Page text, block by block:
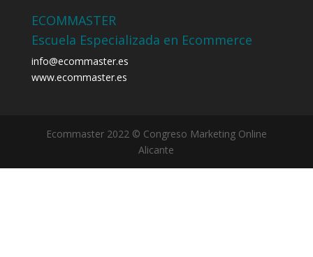
ECOMMASTER
Escuela Especializada en Ecommerce
info@ecommaster.es
www.ecommaster.es
Ecommaster 2022 © Congreso Marketing Online
Alicante